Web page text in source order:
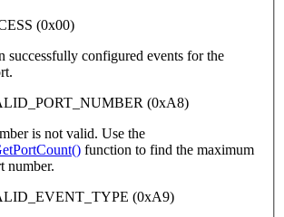
(0x00)
successfully configured events for the
(0xA8)
is not valid. Use the
function to find the maximum
number.
(0xA9)